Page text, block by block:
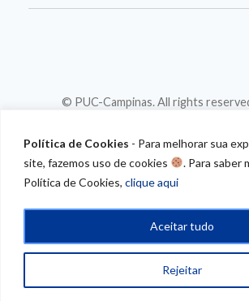
Política de Cookies - Para melhorar sua
site, fazemos uso de cookies
. Para saber
Política de Cookies, clique aqui
Rejeitar
Aceitar tudo
© PUC-Campinas. All rights
PROGRAMATICO*/